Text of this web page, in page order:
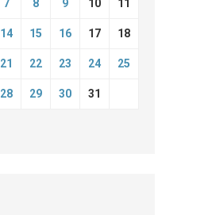
7 8 9 10 11
14 15 16 17 18
21 22 23 24 25
28 29 30 31